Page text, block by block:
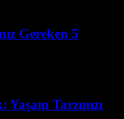
Gereken 5
Tarzınızı